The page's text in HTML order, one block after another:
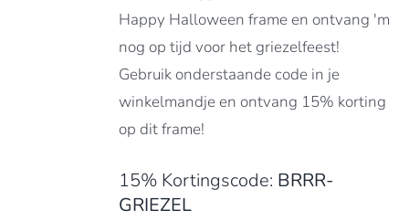
Happy Halloween frame en ontvang 'm
nog op tijd voor het griezelfeest!
Gebruik onderstaande code in je
winkelmandje en ontvang 15% korting
op dit frame!
15% Kortingscode: BRRR-
GRIEZEL